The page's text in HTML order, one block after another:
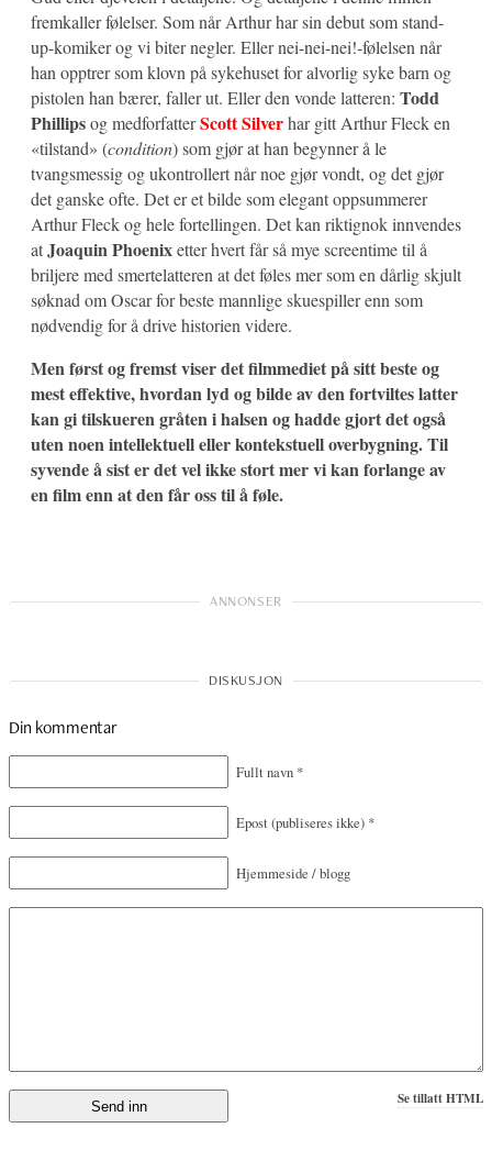
fremkaller følelser. Som når Arthur har sin debut som stand-
up-komiker og vi biter negler. Eller nei-nei-nei!-følelsen når
han opptrer som klovn på sykehuset for alvorlig syke barn og
pistolen han bærer, faller ut. Eller den vonde latteren: Todd
Phillipsog medforfatterScott Silverhar gitt Arthur Fleck en
«tilstand» (condition) som gjør at han begynner å le
tvangsmessig og ukontrollert når noe gjør vondt, og det gjør
det ganske ofte. Det er et bilde som elegant oppsummerer
Arthur Fleck og hele fortellingen. Det kan riktignok innvendes
atJoaquin Phoenixetter hvert får så mye screentime til å
briljere med smertelatteren at det føles mer som en dårlig skjult
søknad om Oscar for beste mannlige skuespiller enn som
nødvendig for å drive historien videre.
Men først og fremst viser det filmmediet på sitt beste og
mest effektive, hvordan lyd og bilde av den fortviltes latter
kan gi tilskueren gråten i halsen og hadde gjort det også
uten noen intellektuell eller kontekstuell overbygning. Til
syvende å sist er det vel ikke stort mer vi kan forlange av
en film enn at den får oss til å føle.
Din kommentar
Fullt navn *
Epost(publiseres ikke) *
Hjemmeside / blogg
Se tillatt HTML